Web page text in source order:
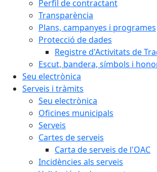
Perfil de contractant
Transparència
Plans, campanyes i programes
Protecció de dades
Registre d'Activitats de
Escut, bandera, símbols i
Seu electrònica
Serveis i tràmits
Seu electrònica
Oficines municipals
Serveis
Cartes de serveis
Carta de serveis de l'OAC
Incidències als serveis